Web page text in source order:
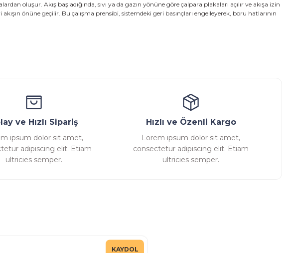
oluşur. Akış başladığında, sıvı ya da gazın yönüne göre çalpara plakaları açılır ve akışa izin
önüne geçilir. Bu çalışma prensibi, sistemdeki geri basınçları engelleyerek, boru hatlarının
ve Hızlı Sipariş
ipsum dolor sit amet,
adipiscing elit. Etiam
ultricies semper.
Hızlı ve Özenli Kargo
Lorem ipsum dolor sit amet,
consectetur adipiscing elit. Etiam
ultricies semper.
KAYDOL